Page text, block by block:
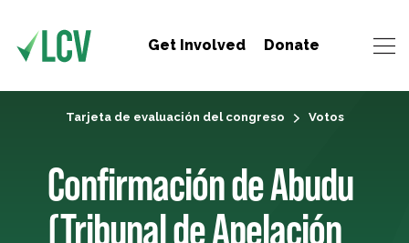
Get Involved Donate
Tarjeta de evaluación del congreso Votos
Confirmación de Abudu
(Tribunal de Apelación